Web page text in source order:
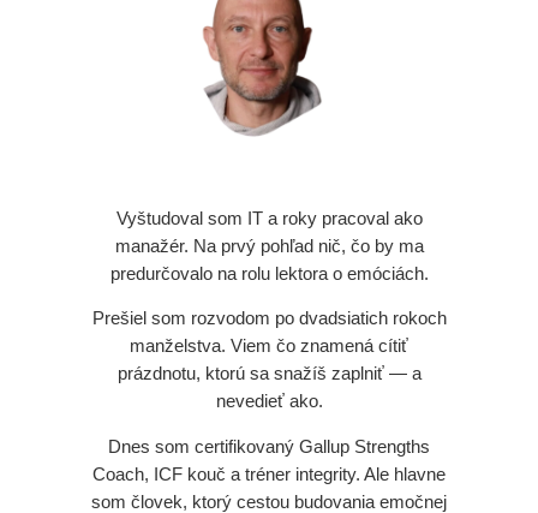
Vyštudoval som IT a roky pracoval ako
manažér. Na prvý pohľad nič, čo by ma
predurčovalo na rolu lektora o emóciách.
Prešiel som rozvodom po dvadsiatich rokoch
manželstva. Viem čo znamená cítiť
prázdnotu, ktorú sa snažíš zaplniť — a
nevedieť ako.
Dnes som certifikovaný Gallup Strengths
Coach, ICF kouč a tréner integrity. Ale hlavne
som človek, ktorý cestou budovania emočnej